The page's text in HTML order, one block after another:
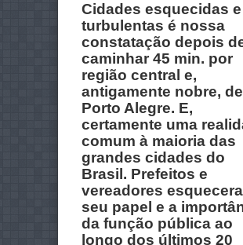
Cidades esquecidas e
turbulentas é nossa
constatação depois
caminhar 45 min. por
região central e,
antigamente nobre, de
Porto Alegre. E,
certamente uma
comum à maioria das
grandes cidades do
Brasil. Prefeitos e
vereadores
seu papel e a
da função pública ao
longo dos últimos 20